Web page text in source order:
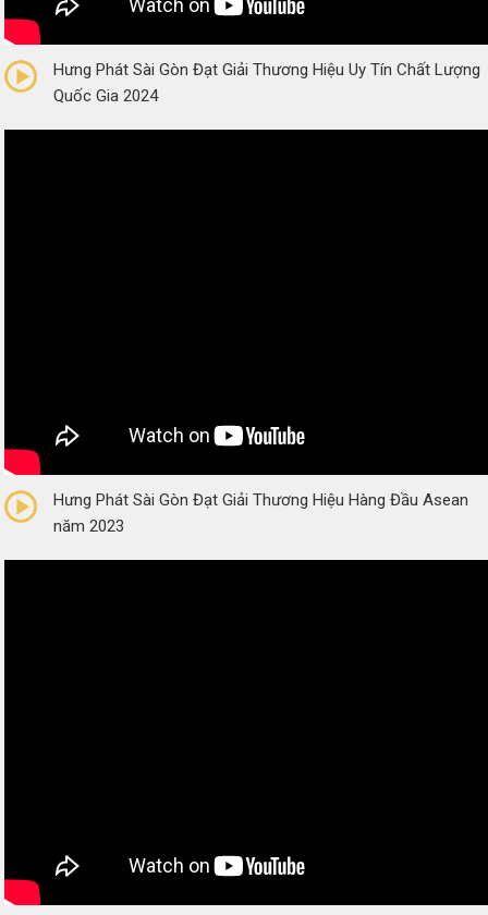
(0 Reviews)
Hưng Phát Sài Gòn Đạt Giải Thương Hiệu Uy Tín Chất Lượng
Quốc Gia 2024
(0 Reviews)
Hưng Phát Sài Gòn Đạt Giải Thương Hiệu Hàng Đầu Asean
năm 2023
(0 Reviews)